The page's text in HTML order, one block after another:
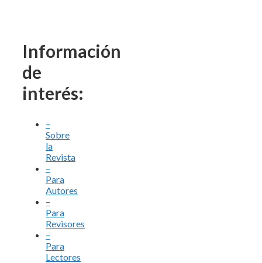
Información
de
interés:
–
Sobre
la
Revista
–
Para
Autores
–
Para
Revisores
–
Para
Lectores